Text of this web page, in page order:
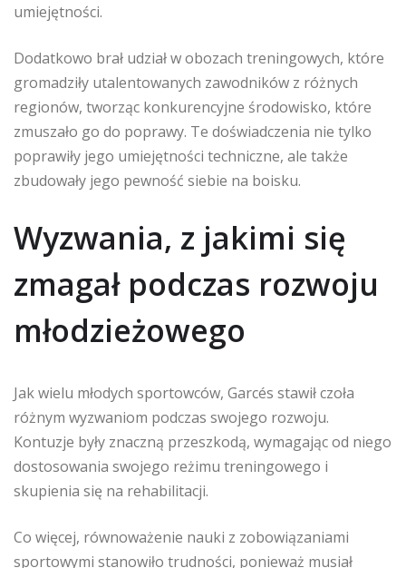
umiejętności.
Dodatkowo brał udział w obozach treningowych, które
gromadziły utalentowanych zawodników z różnych
regionów, tworząc konkurencyjne środowisko, które
zmuszało go do poprawy. Te doświadczenia nie tylko
poprawiły jego umiejętności techniczne, ale także
zbudowały jego pewność siebie na boisku.
Wyzwania, z jakimi się
zmagał podczas rozwoju
młodzieżowego
Jak wielu młodych sportowców, Garcés stawił czoła
różnym wyzwaniom podczas swojego rozwoju.
Kontuzje były znaczną przeszkodą, wymagając od niego
dostosowania swojego reżimu treningowego i
skupienia się na rehabilitacji.
Co więcej, równoważenie nauki z zobowiązaniami
sportowymi stanowiło trudności, ponieważ musiał